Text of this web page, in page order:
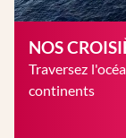
NOS
Traversez
continents